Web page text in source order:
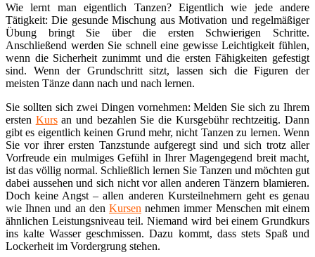
Wie lernt man eigentlich Tanzen? Eigentlich wie jede andere
Tätigkeit: Die gesunde Mischung aus Motivation und regelmäßiger
Übung bringt Sie über die ersten Schwierigen Schritte.
Anschließend werden Sie schnell eine gewisse Leichtigkeit fühlen,
wenn die Sicherheit zunimmt und die ersten Fähigkeiten gefestigt
sind. Wenn der Grundschritt sitzt, lassen sich die Figuren der
meisten Tänze dann nach und nach lernen.
Sie sollten sich zwei Dingen vornehmen: Melden Sie sich zu Ihrem
ersten Kursan und bezahlen Sie die Kursgebühr rechtzeitig. Dann
gibt es eigentlich keinen Grund mehr, nicht Tanzen zu lernen. Wenn
Sie vor ihrer ersten Tanzstunde aufgeregt sind und sich trotz aller
Vorfreude ein mulmiges Gefühl in Ihrer Magengegend breit macht,
ist das völlig normal. Schließlich lernen Sie Tanzen und möchten gut
dabei aussehen und sich nicht vor allen anderen Tänzern blamieren.
Doch keine Angst – allen anderen Kursteilnehmern geht es genau
wie Ihnen und an den Kursen nehmen immer Menschen mit einem
ähnlichen Leistungsniveau teil. Niemand wird bei einem Grundkurs
ins kalte Wasser geschmissen. Dazu kommt, dass stets Spaß und
Lockerheit im Vordergrung stehen.